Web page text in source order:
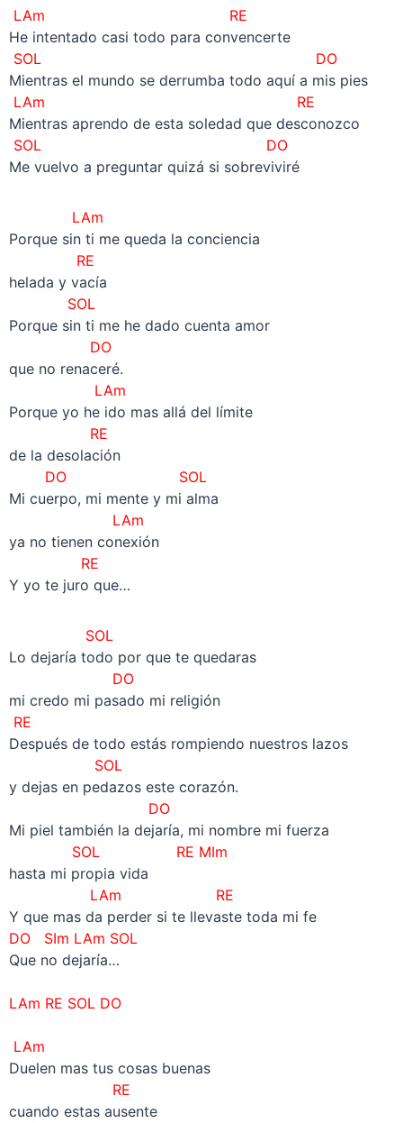
LAm RE
He intentado casi todo para convencerte
SOL DO
Mientras el mundo se derrumba todo aquí a mis pies
LAm RE
Mientras aprendo de esta soledad que desconozco
SOL DO
Me vuelvo a preguntar quizá si sobreviviré
LAm
Porque sin ti me queda la conciencia
RE
helada y vacía
SOL
Porque sin ti me he dado cuenta amor
DO
que no renaceré.
LAm
Porque yo he ido mas allá del límite
RE
de la desolación
DO SOL
Mi cuerpo, mi mente y mi alma
LAm
ya no tienen conexión
RE
Y yo te juro que…
SOL
Lo dejaría todo por que te quedaras
DO
mi credo mi pasado mi religión
RE
Después de todo estás rompiendo nuestros lazos
SOL
y dejas en pedazos este corazón.
DO
Mi piel también la dejaría, mi nombre mi fuerza
SOL RE MIm
hasta mi propia vida
LAm RE
Y que mas da perder si te llevaste toda mi fe
DO SIm LAm SOL
Que no dejaría…
LAm RE SOL DO
LAm
Duelen mas tus cosas buenas
RE
cuando estas ausente